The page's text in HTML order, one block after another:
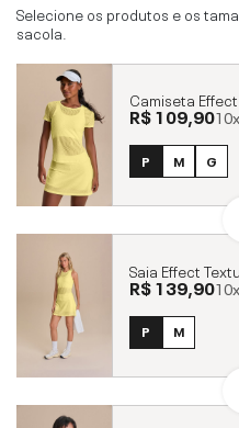
Selecione os produtos e os
sacola.
Camiseta
R$ 109,9010x
P M G
Saia Effect
R$ 139,9010x
P M